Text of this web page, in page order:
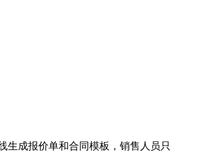
生成报价单和合同模板，销售人员只